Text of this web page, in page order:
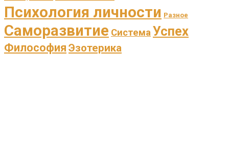
Психология личности Разное
Саморазвитие СистемаУспех
Философия Эзотерика